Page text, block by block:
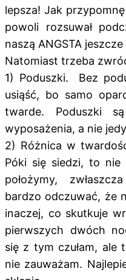
lepsza! Jak
powoli rozsuwał
naszą ANGSTA
Natomiast trzeba
1) Poduszki. Bez
usiąść, bo samo
twarde. Poduszki
wyposażenia, a nie
2) Różnica w
Póki się siedzi, to nie
położymy,
bardzo odczuwać, że
inaczej, co skutkuje
pierwszych dwóch
się z tym czułam, ale
nie zauważam.